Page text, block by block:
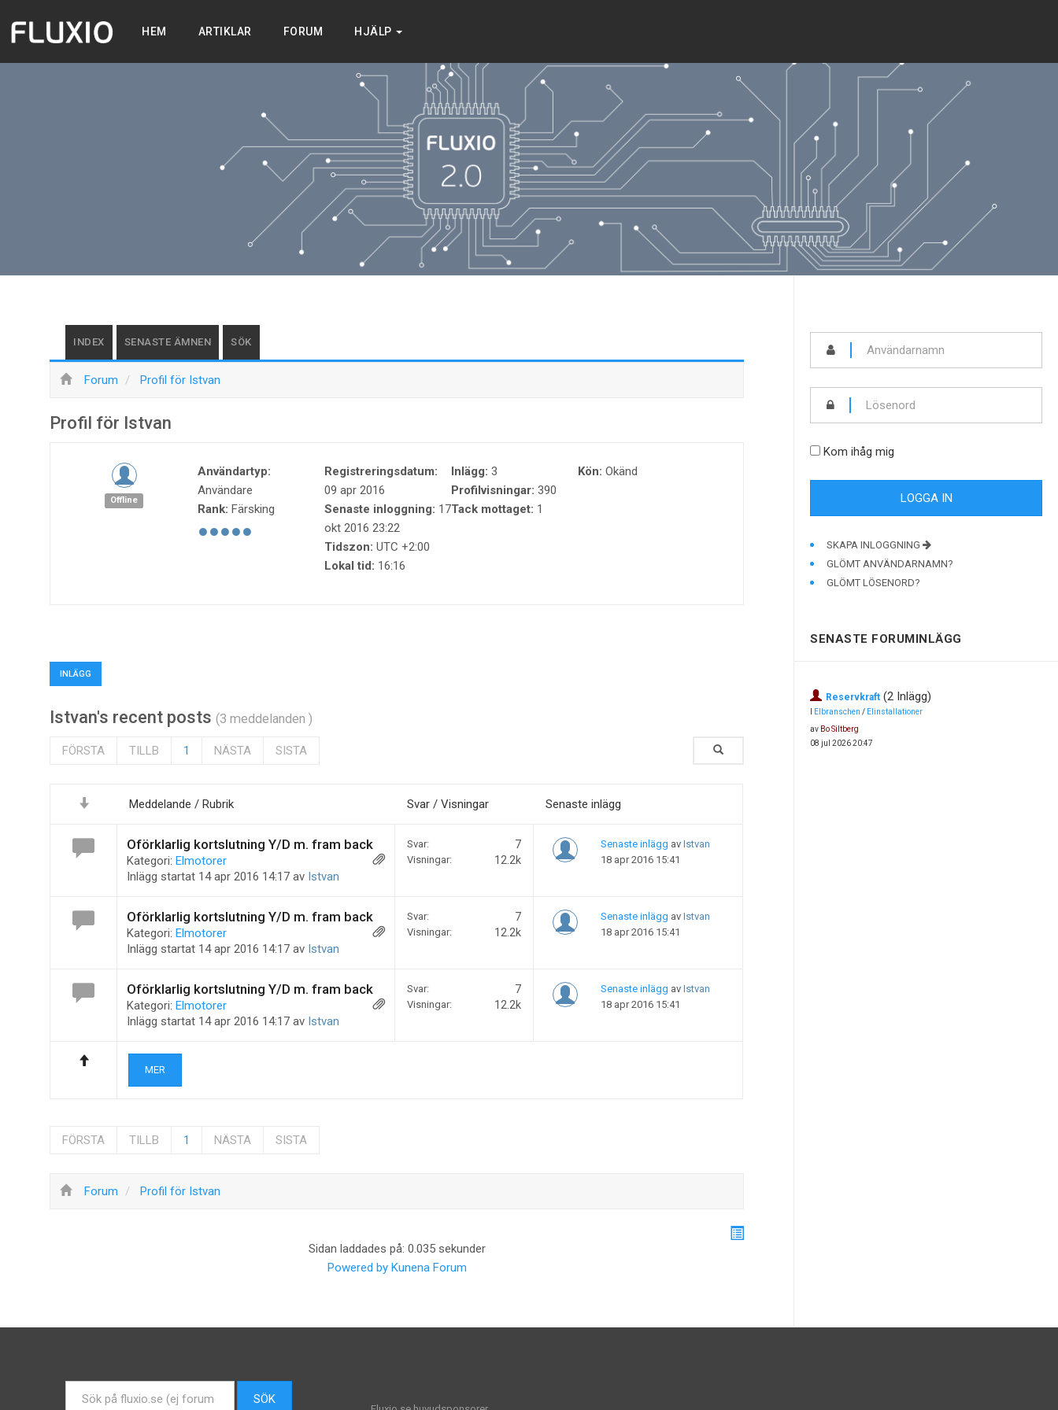
HEM ARTIKLAR FORUM HJÄLP
INDEX SENASTE ÄMNEN SÖK
Forum Profil för Istvan
Profil för Istvan
Offline
Användartyp:
Användare
Rank: Färsking
Registreringsdatum:
09 apr 2016
Senaste inloggning: 17
okt 2016 23:22
Tidszon: UTC +2:00
Lokal tid: 16:16
Inlägg:3
Profilvisningar: 390
Tack mottaget: 1
Kön: Okänd
INLÄGG
Istvan's recent posts(3 meddelanden )
FÖRSTA TILLB 1 NÄSTA SISTA
Meddelande / Rubrik Svar / Visningar Senaste inlägg
MER
Oförklarlig kortslutning Y/D m. fram back
Kategori: Elmotorer
Inlägg startat 14 apr 2016 14:17 av Istvan
Svar: 7
Visningar: 12.2k
Senaste inlägg av Istvan
18 apr 2016 15:41
Oförklarlig kortslutning Y/D m. fram back
Kategori: Elmotorer
Inlägg startat 14 apr 2016 14:17 av Istvan
Svar: 7
Visningar: 12.2k
Senaste inlägg av Istvan
18 apr 2016 15:41
Oförklarlig kortslutning Y/D m. fram back
Kategori: Elmotorer
Inlägg startat 14 apr 2016 14:17 av Istvan
Svar: 7
Visningar: 12.2k
Senaste inlägg av Istvan
18 apr 2016 15:41
FÖRSTA TILLB 1 NÄSTA SISTA
Forum Profil för Istvan
Sidan laddades på: 0.035 sekunder
Powered by Kunena Forum
Kom ihåg mig
SKAPA INLOGGNING
GLÖMT ANVÄNDARNAMN?
GLÖMT LÖSENORD?
SENASTE FORUMINLÄGG
Reservkraft (2 Inlägg)
Elbranschen / Elinstallationer
av Bo Siltberg
08 jul 2026 20:47
SÖK